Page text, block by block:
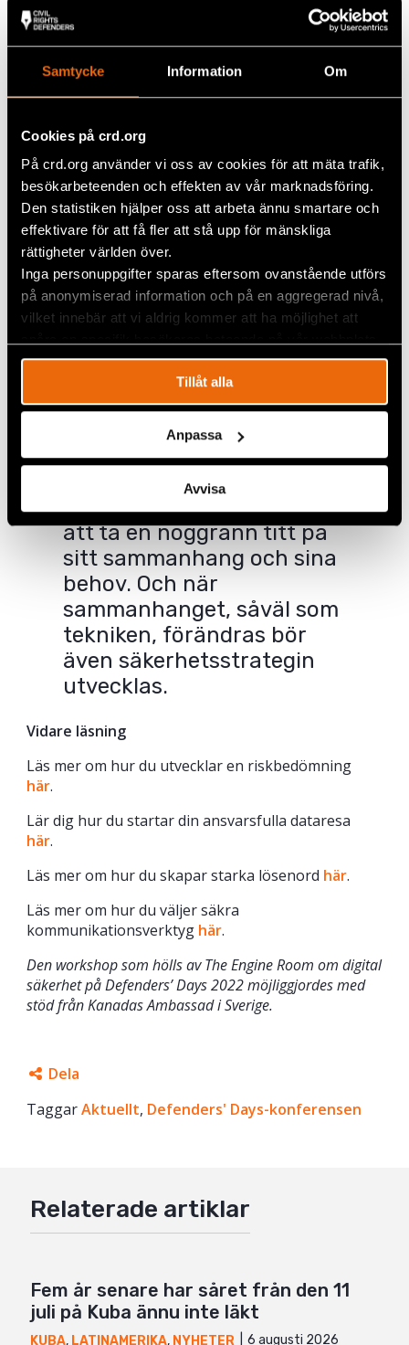
Samtycke Information Om
Cookies på crd.org
På crd.org använder vi oss av cookies för att mäta trafik,
besökarbeteenden och effekten av vår marknadsföring.
Den statistiken hjälper oss att arbeta ännu smartare och
effektivare för att få fler att stå upp för mänskliga
rättigheter världen över.
Inga personuppgifter sparas eftersom ovanstående utförs
på anonymiserad information och på en aggregerad nivå,
vilket innebär att vi aldrig kommer att ha möjlighet att
Tillåt alla
Anpassa
Avvisa
Minimera mängden data som samlas och lagras.
mindre måste man ta hand om. Detta kallas
dataminimering.
Ett tillvägagångssätt som kan vara användbart är
Responsible Data, ett koncept baserat på tanken
att vi delar en kollektiv skyldighet att redogöra för
oavsiktliga konsekvenser av att arbeta med data.
Ett sätt att utforska ansvarsfulla data är att öva på
just dataminimering.
Dessa rekommendationer utgör en bra plats att
börja, men Paola påminner om vikten av att vara
anpassningsbar när det kommer till säkerhet:
– När det gäller digital
säkerhet finns det ingen
”one size fits all” -strategi.
Att anta en helhetssyn på
digital säkerhet börjar med
att ta en noggrann titt på
sitt sammanhang och sina
behov. Och när
sammanhanget, såväl som
tekniken, förändras bör
även säkerhetsstrategin
utvecklas.
Vidare läsning
Läs mer om hur du utvecklar en riskbedömning
här.
Lär dig hur du startar din ansvarsfulla dataresa
här.
Läs mer om hur du skapar starka lösenord här.
Läs mer om hur du väljer säkra
kommunikationsverktyg här.
Den workshop som hölls av The Engine Room om digital
säkerhet på Defenders’ Days 2022 möjliggjordes med
stöd från Kanadas Ambassad i Sverige.
Dela
Facebook
Mail
TaggarAktuellt, Defenders' Days-konferensen
Relaterade artiklar
Fem år senare har såret från den 11
juli på Kuba ännu inte läkt
KUBA, LATINAMERIKA, NYHETER 6 augusti 2026